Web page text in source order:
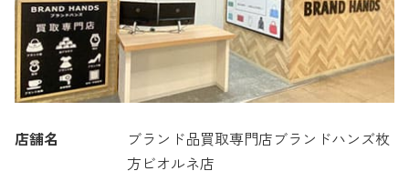
店舗名
ブランド品買取専門店ブランドハンズ枚
方ビオルネ店